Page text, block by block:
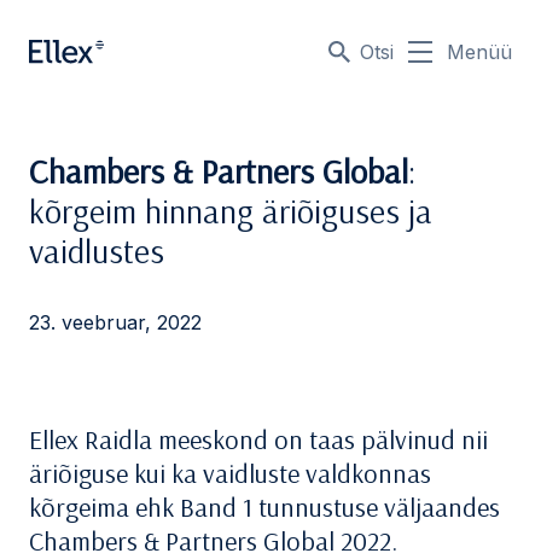
Otsi Menüü
Chambers & Partners Global:
kõrgeim hinnang äriõiguses ja
vaidlustes
23. veebruar, 2022
Ellex Raidla meeskond on taas pälvinud nii
äriõiguse kui ka vaidluste valdkonnas
kõrgeima ehk Band 1 tunnustuse väljaandes
Chambers & Partners Global 2022.